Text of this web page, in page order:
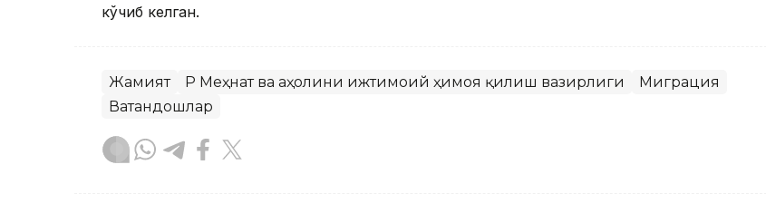
кўчиб келган.
Жамият ҚР Меҳнат ва аҳолини ижтимоий ҳимоя қилиш вазирлиги
Миграция
Ватандошлар